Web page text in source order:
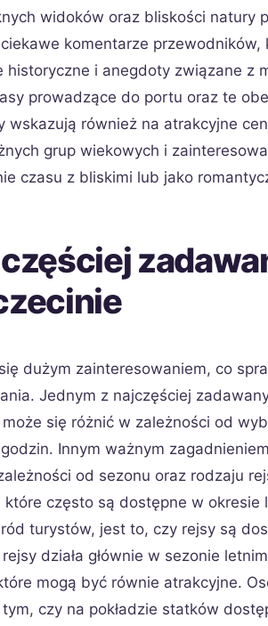
widoków oraz bliskości natury
komentarze przewodników,
i anegdoty związane z
prowadzące do portu oraz te
wskazują również na atrakcyjne
grup wiekowych i
czasu z bliskimi lub jako
dużym zainteresowaniem, co
Jednym z najczęściej
się różnić w zależności od
Innym ważnym
od sezonu oraz rodzaju
często są dostępne w okresie
turystów, jest to, czy rejsy są
działa głównie w sezonie
mogą być równie atrakcyjne.
czy na pokładzie statków